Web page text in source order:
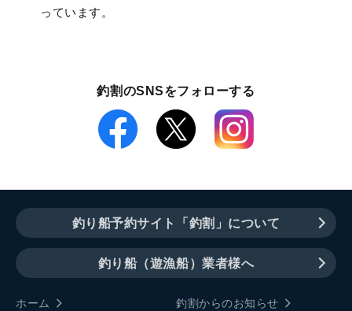
っています。
釣割のSNSをフォローする
釣り船予約サイト「釣割」について
釣り船（遊漁船）業者様へ
ホーム
釣割からのお知らせ